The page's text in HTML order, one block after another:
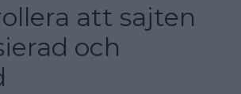
att sajten
och